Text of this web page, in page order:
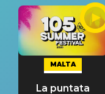
MALTA
La puntata